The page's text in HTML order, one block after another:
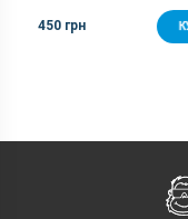
A+USB-C PPS 30W
QC4.0+, SCP, QC3.0, AFC
450 грн